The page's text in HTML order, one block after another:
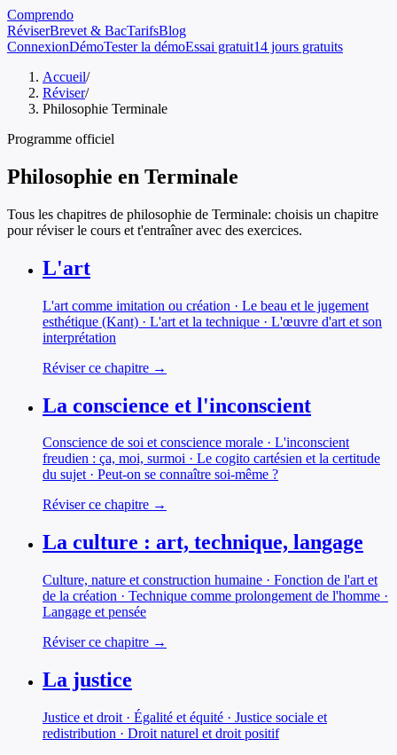
Comprendo
RéviserBrevet & BacTarifsBlog
ConnexionDémoTester la démoEssai gratuit14 jours gratuits
Accueil/
Réviser/
Philosophie Terminale
Programme officiel
Philosophie en Terminale
Tous les chapitres de philosophie de Terminale: choisis un chapitre
pour réviser le cours et t'entraîner avec des exercices.
L'art
L'art comme imitation ou création · Le beau et le jugement
esthétique (Kant) · L'art et la technique · L'œuvre d'art et son
interprétation
Réviser ce chapitre →
La conscience et l'inconscient
Conscience de soi et conscience morale · L'inconscient
freudien : ça, moi, surmoi · Le cogito cartésien et la certitude
du sujet · Peut-on se connaître soi-même ?
Réviser ce chapitre →
La culture : art, technique, langage
Culture, nature et construction humaine · Fonction de l'art et
de la création · Technique comme prolongement de l'homme ·
Langage et pensée
Réviser ce chapitre →
La justice
Justice et droit · Égalité et équité · Justice sociale et
redistribution · Droit naturel et droit positif